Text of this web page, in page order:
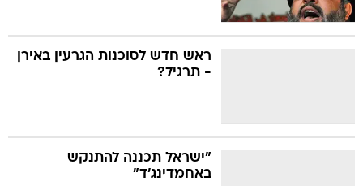
ראש חדש לסוכנות הגרעין באירן
- תרגיל?
"ישראל תכננה להתנקש
באחמדינג'ד"